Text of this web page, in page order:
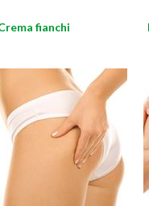
fianchi